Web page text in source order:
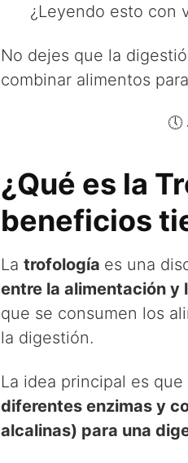
¿Leyendo esto con
No dejes que la
combinar alimentos
🕔
¿Qué es la
beneficios
La trofología es una
entre la alimentación y
que se consumen los
la digestión.
La idea principal es que
diferentes enzimas y
alcalinas) para una